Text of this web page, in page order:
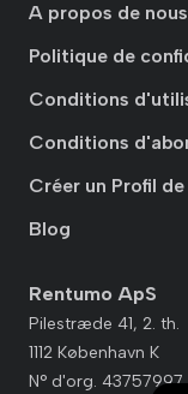
A propos de nous
Politique de
Conditions
Conditions
Créer un Profil
Blog
Rentumo ApS
Pilestræde 41, 2. th.
1112 København K
N° d'org. 43757997